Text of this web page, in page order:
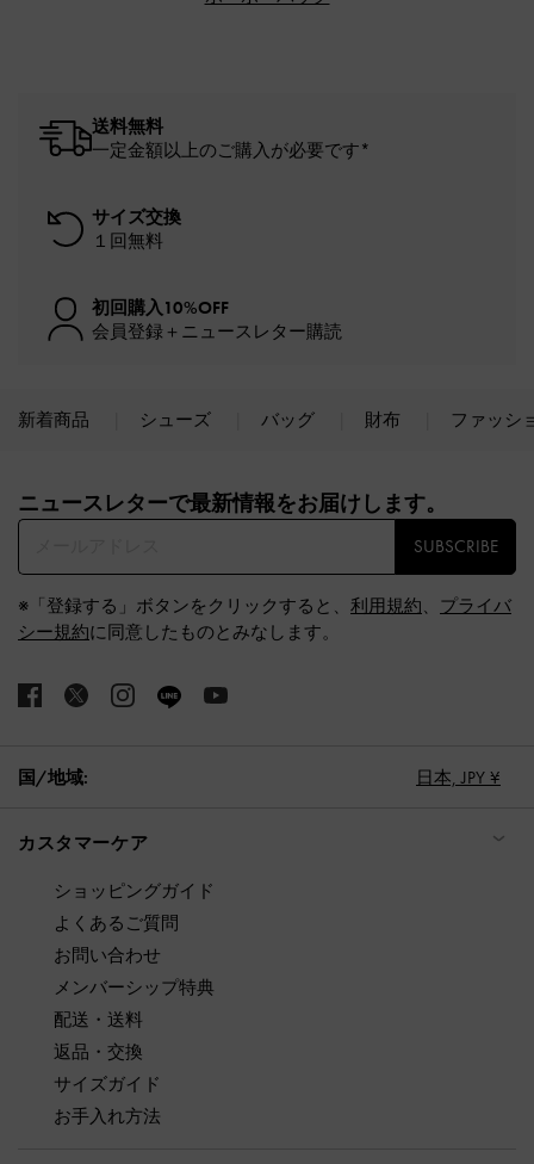
送料無料
一定金額以上のご購入が必要です*
サイズ交換
１回無料
初回購入10%OFF
会員登録＋ニュースレター購読
新着商品 シューズ バッグ 財布 ファッシ
ニュースレターで最新情報をお届けします。​
SUBSCRIBE
※「登録する」ボタンをクリックすると、 利用規約、 プライバ
シー規約に同意したものとみなします。
国/地域: 日本, JPY ¥
カスタマーケア
ショッピングガイド
よくあるご質問
お問い合わせ
メンバーシップ特典
配送・送料
返品・交換
サイズガイド
お手入れ方法